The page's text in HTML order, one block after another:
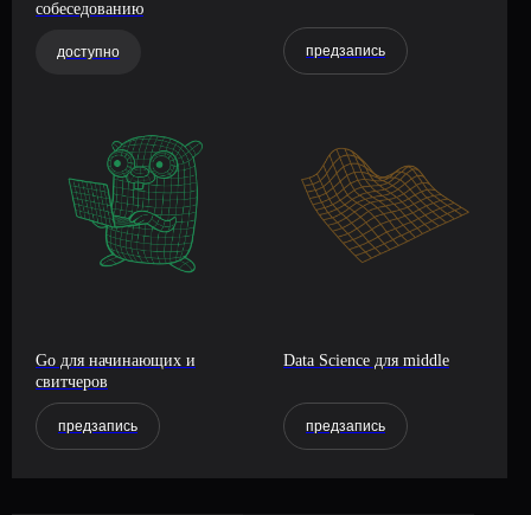
собеседованию
доступно предзапись
Go для начинающих и
свитчеров
предзапись
Data Science для middle
предзапись